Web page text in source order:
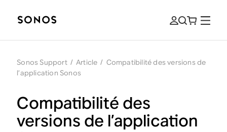
Sonos Support / Article / Compatibilité des versions de
l’application Sonos
Compatibilité des
versions de l’application